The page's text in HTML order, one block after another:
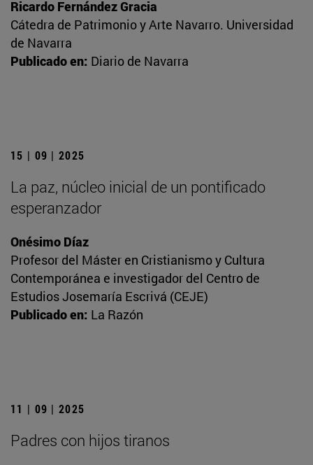
Ricardo Fernández Gracia
Cátedra de Patrimonio y Arte Navarro. Universidad
de Navarra
Publicado en: Diario de Navarra
15 | 09 | 2025
La paz, núcleo inicial de un pontificado
esperanzador
Onésimo Díaz
Profesor del Máster en Cristianismo y Cultura
Contemporánea e investigador del Centro de
Estudios Josemaría Escrivá (CEJE)
Publicado en: La Razón
11 | 09 | 2025
Padres con hijos tiranos